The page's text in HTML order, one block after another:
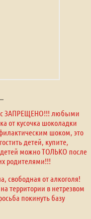
ЗАПРЕЩЕНО!!! любыми
от кусочка шоколадки
шоком, это
детей, купите,
детей можно ТОЛЬКО после
родителями!!!
свободная от алкоголя!
территории в нетрезвом
покинуть базу